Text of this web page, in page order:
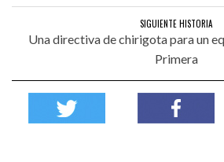
SIGUIENTE HISTORIA
Una directiva de chirigota para un
Primera